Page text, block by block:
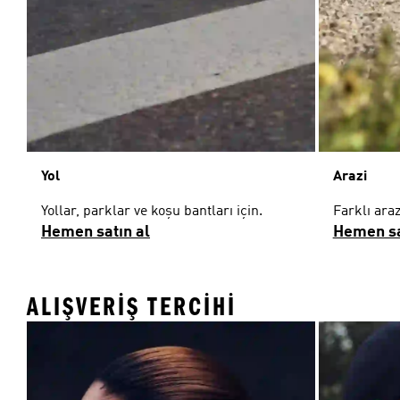
Yol
Yollar, parklar ve koşu bantları için.
Hemen satın al
Arazi
Farklı
Hemen
ALIŞVERIŞ TERCIHI